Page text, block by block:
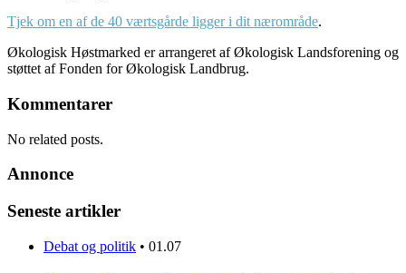
Tjek om en af de 40 værtsgårde ligger i dit nærområde.
Økologisk Høstmarked er arrangeret af Økologisk Landsforening og
støttet af Fonden for Økologisk Landbrug.
Kommentarer
No related posts.
Annonce
Seneste artikler
Debat og politik • 01.07